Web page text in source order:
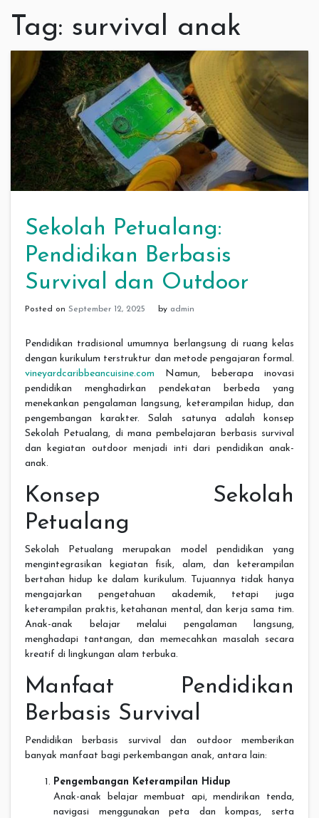
Tag: survival anak
Sekolah Petualang:
Pendidikan Berbasis
Survival dan Outdoor
Posted on September 12, 2025 by admin
Pendidikan tradisional umumnya berlangsung di ruang kelas
dengan kurikulum terstruktur dan metode pengajaran formal.
vineyardcaribbeancuisine.com Namun, beberapa inovasi
pendidikan menghadirkan pendekatan berbeda yang
menekankan pengalaman langsung, keterampilan hidup, dan
pengembangan karakter. Salah satunya adalah konsep
Sekolah Petualang, di mana pembelajaran berbasis survival
dan kegiatan outdoor menjadi inti dari pendidikan anak-
anak.
Konsep Sekolah
Petualang
Sekolah Petualang merupakan model pendidikan yang
mengintegrasikan kegiatan fisik, alam, dan keterampilan
bertahan hidup ke dalam kurikulum. Tujuannya tidak hanya
mengajarkan pengetahuan akademik, tetapi juga
keterampilan praktis, ketahanan mental, dan kerja sama tim.
Anak-anak belajar melalui pengalaman langsung,
menghadapi tantangan, dan memecahkan masalah secara
kreatif di lingkungan alam terbuka.
Manfaat Pendidikan
Berbasis Survival
Pendidikan berbasis survival dan outdoor memberikan
banyak manfaat bagi perkembangan anak, antara lain:
Pengembangan Keterampilan Hidup
Anak-anak belajar membuat api, mendirikan tenda,
navigasi menggunakan peta dan kompas, serta